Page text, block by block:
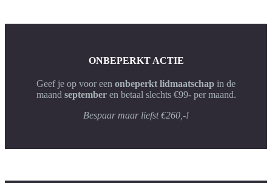
ONBEPERKT ACTIE
Geef je op voor een onbeperkt lidmaatschap in de
maand septemberen betaal slechts €99- per maand.
Bespaar maar liefst €260,-!